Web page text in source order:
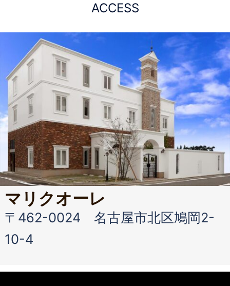
ACCESS
マリクオーレ
〒462-0024 名古屋市北区鳩岡2-
10-4